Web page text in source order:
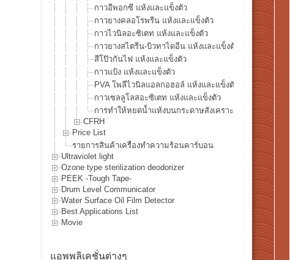
กาวอีพอกซี แห้งและแข็งตัว
กาวยางคลอโรพรีน แห้งและแข็งตัว
กาวไวนิลอะซิเตท แห้งและแข็งตัว
กาวยางสไตรีน-บิวทาไดอีน แห้งและแข็งตัว
สีโป๊วกันไฟ แห้งและแข็งตัว
กาวแป้ง แห้งและแข็งตัว
PVA โพลีไวนิลแอลกอฮอล์ แห้งและแข็งตัว
กาวเซลลูโลสอะซิเตท แห้งและแข็งตัว
การทำให้หยดน้ำแห้งบนกระดาษสังเคราะห์ YUPO®
CFRH
Price List
รายการสินค้าเครื่องทำความร้อนคาร์บอน
Ultraviolet light
Ozone type sterilization deodorizer
PEEK -Tough Tape-
Drum Level Communicator
Water Surface Oil Film Detector
Best Applications List
Movie
แอพพลิเคชั่นต่างๆ